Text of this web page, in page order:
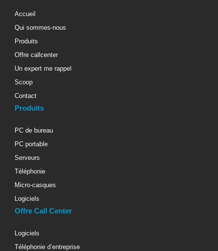
Accueil
Qui sommes-nous
Produits
Offre callcenter
Un expert me rappel
Scoop
Contact
Produits
PC de bureau
PC portable
Serveurs
Téléphonie
Micro-casques
Logiciels
Offre Call Center
Logiciels
Téléphonie d’entreprise